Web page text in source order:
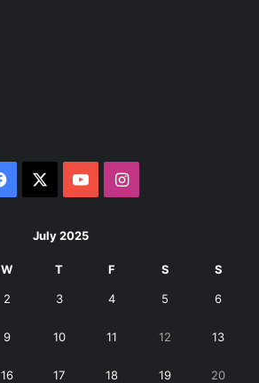
Facebook YouTubeInstagram
July 2025
W T F S S
2 3 4 5 6
9 10 11 12 13
16 17 18 19 20